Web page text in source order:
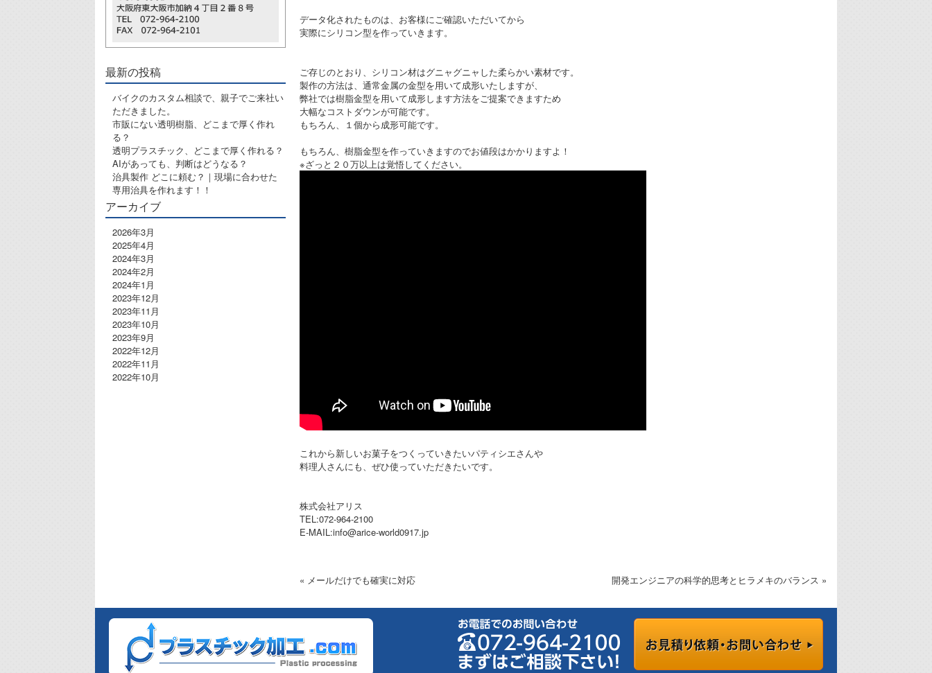
データ化されたものは、お客様にご確認いただいてから
実際にシリコン型を作っていきます。
ご存じのとおり、シリコン材はグニャグニャした柔らかい素材です。
製作の方法は、通常金属の金型を用いて成形いたしますが、
弊社では樹脂金型を用いて成形します方法をご提案できますため
大幅なコストダウンが可能です。
もちろん、１個から成形可能です。
もちろん、樹脂金型を作っていきますのでお値段はかかりますよ！
※ざっと２０万以上は覚悟してください。
これから新しいお菓子をつくっていきたいパティシエさんや
料理人さんにも、ぜひ使っていただきたいです。
株式会社アリス
TEL:072-964-2100
E-MAIL:info@arice-world0917.jp
« メールだけでも確実に対応 開発エンジニアの科学的思考とヒラメキのバランス »
最新の投稿
バイクのカスタム相談で、親子でご来社い
ただきました。
市販にない透明樹脂、どこまで厚く作れ
る？
透明プラスチック、どこまで厚く作れる？
AIがあっても、判断はどうなる？
治具製作 どこに頼む？｜現場に合わせた
専用治具を作れます！！
アーカイブ
2026年3月
2025年4月
2024年3月
2024年2月
2024年1月
2023年12月
2023年11月
2023年10月
2023年9月
2022年12月
2022年11月
2022年10月